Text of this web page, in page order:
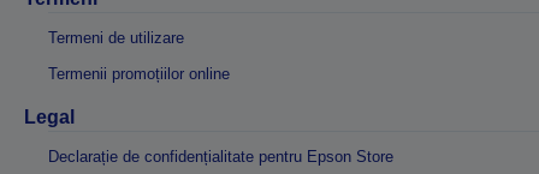
Termeni de utilizare
Termenii promoțiilor online
Legal
Declarație de confidențialitate pentru Epson Store